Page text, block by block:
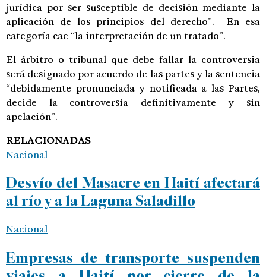
jurídica por ser susceptible de decisión mediante la
aplicación de los principios del derecho”. En esa
categoría cae “la interpretación de un tratado”.
El árbitro o tribunal que debe fallar la controversia
será designado por acuerdo de las partes y la sentencia
“debidamente pronunciada y notificada a las Partes,
decide la controversia definitivamente y sin
apelación”.
RELACIONADAS
Nacional
Desvío del Masacre en Haití afectará
al río y a la Laguna Saladillo
Nacional
Empresas de transporte suspenden